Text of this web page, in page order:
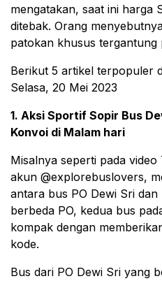
mengatakan, saat ini harga
ditebak. Orang
patokan khusus tergantung
Berikut 5 artikel terpopuler
Selasa, 20 Mei 2023
1. Aksi Sportif Sopir Bus
Konvoi di Malam hari
Misalnya seperti pada
akun @explorebuslovers,
antara bus PO Dewi Sri
berbeda PO, kedua bus
kompak dengan
kode.
Bus dari PO Dewi Sri yang